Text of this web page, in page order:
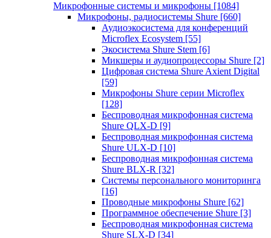
Микрофонные системы и микрофоны [1084]
Микрофоны, радиосистемы Shure [660]
Аудиоэкосистема для конференций
Microflex Ecosystem [55]
Экосистема Shure Stem [6]
Микшеры и аудиопроцессоры Shure [2]
Цифровая система Shure Axient Digital
[59]
Микрофоны Shure серии Microflex
[128]
Беспроводная микрофонная система
Shure QLX-D [9]
Беспроводная микрофонная система
Shure ULX-D [10]
Беспроводная микрофонная система
Shure BLX-R [32]
Системы персонального мониторинга
[16]
Проводные микрофоны Shure [62]
Программное обеспечение Shure [3]
Беспроводная микрофонная система
Shure SLX-D [34]